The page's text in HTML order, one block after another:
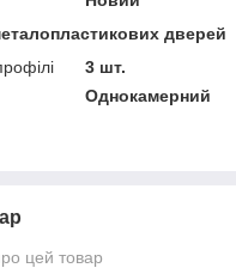
дверей
3 шт.
Однокамерний
цей товар